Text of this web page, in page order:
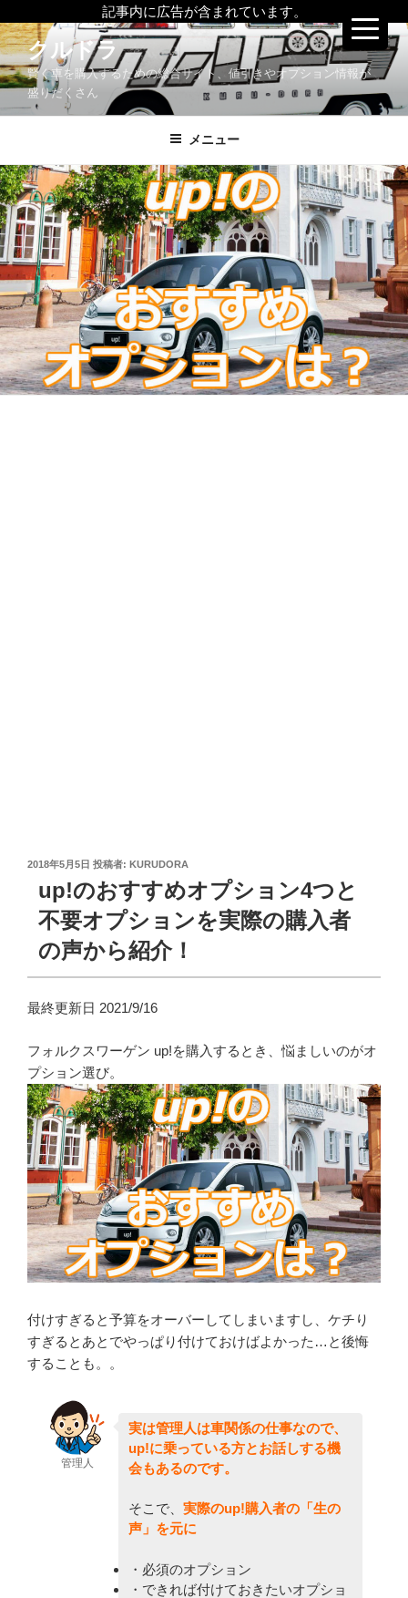
記事内に広告が含まれています。
コ
ン
テ
ツ
ス
キ
ッ
プ
クルドラ
賢く車を購入するための総合サイト、値引きやオプション情報が
盛りだくさん
メニュー
投
日:
2018年5月5日 投稿者: KURUDORA
up!のおすすめオプション4つと
不要オプションを実際の購入者
の声から紹介！
最終更新日 2021/9/16
フォルクスワーゲン up!を購入するとき、悩ましいのがオ
プション選び。
付けすぎると予算をオーバーしてしまいますし、ケチり
すぎるとあとでやっぱり付けておけばよかった…と後悔
することも。。
管理人
実は管理人は車関係の仕事なので、
up!に乗っている方とお話しする機
会もあるのです。
そこで、 実際のup!購入者の「生の
声」を元に
・必須のオプション
・できれば付けておきたいオプショ